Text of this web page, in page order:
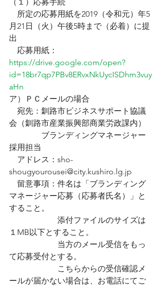
月21日（火）午後5時まで（必着）に提
出
    応募用紙：
https://drive.google.com/open?
id=18br7qp7PBv8ERvxNkUycISDhm3vuy
aHn
ア）ＰＣメールの場合
会（釧路市産業振興部商業労政課内）
採用担当
shougyourousei@city.kushiro.lg.jp
マネージャー応募（応募者氏名）」と
すること。
添付ファイルのサイズは
１MB以下とすること。
当方のメール受信をもっ
て応募受付とする。
こちらからの受信確認メ
ールが届かない場合は、お電話にてご